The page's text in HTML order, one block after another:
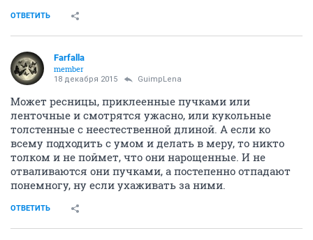
ОТВЕТИТЬ
Farfalla
member
18 декабря 2015 GuimpLena
Может ресницы, приклеенные пучками или
ленточные и смотрятся ужасно, или кукольные
толстенные с неестественной длиной. А если ко
всему подходить с умом и делать в меру, то никто
толком и не поймет, что они нарощенные. И не
отваливаются они пучками, а постепенно отпадают
понемногу, ну если ухаживать за ними.
ОТВЕТИТЬ